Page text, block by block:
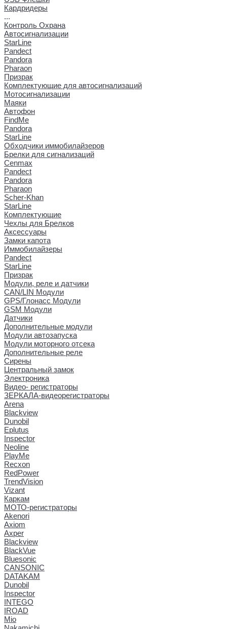
Кардридеры
...
Контроль Охрана
Автосигнализации
StarLine
Pandect
Pandora
Pharaon
Призрак
Комплектующие для автосигнализаций
Мотосигнализации
Маяки
Автофон
FindMe
Pandora
StarLine
Обходчики иммобилайзеров
Брелки для сигнализаций
Cenmax
Pandect
Pandora
Pharaon
Scher-Khan
StarLine
Комплектующие
Чехлы для Брелков
Аксессуары
Замки капота
Иммобилайзеры
Pandect
StarLine
Призрак
Модули, реле и датчики
CAN/LIN Модули
GPS/Глонасс Модули
GSM Модули
Датчики
Дополнительные модули
Модули автозапуска
Модули моторного отсека
Дополнительные реле
Сирены
Центральный замок
Электроника
Видео- регистраторы
ЗЕРКАЛА-видеорегистраторы
Arena
Blackview
Dunobil
Eplutus
Inspector
Neoline
PlayMe
Recxon
RedPower
TrendVision
Vizant
Каркам
МОТО-регистраторы
Akenori
Axiom
Axper
Blackview
BlackVue
Bluesonic
CANSONIC
DATAKAM
Dunobil
Inspector
INTEGO
IROAD
Mio